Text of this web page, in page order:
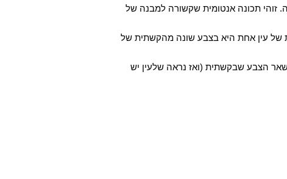
זוהי תכונה אנטומית שקשורה למבנה של
של עין אחת היא בצבע שונה מהקשתית של
הצבע שבקשתית (ואז נראה שלעין יש